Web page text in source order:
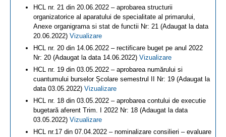
HCL nr. 21 din 20.06.2022 – aprobarea structurii
organizatorice al aparatului de specialitate al primarului,
Anexe organigrama si stat de functii Nr: 21 (Adaugat la data
20.06.2022) Vizualizare
HCL nr. 20 din 14.06.2022 – rectificare buget pe anul 2022
Nr: 20 (Adaugat la data 14.06.2022) Vizualizare
HCL nr. 19 din 03.05.2022 – aprobarea numărului si
cuantumului burselor Școlare semestrul II Nr: 19 (Adaugat la
data 03.05.2022) Vizualizare
HCL nr. 18 din 03.05.2022 – aprobarea contului de executie
bugetară aferent Trim. I 2022 Nr: 18 (Adaugat la data
03.05.2022) Vizualizare
HCL nr.17 din 07.04.2022 – nominalizare consilieri – evaluare